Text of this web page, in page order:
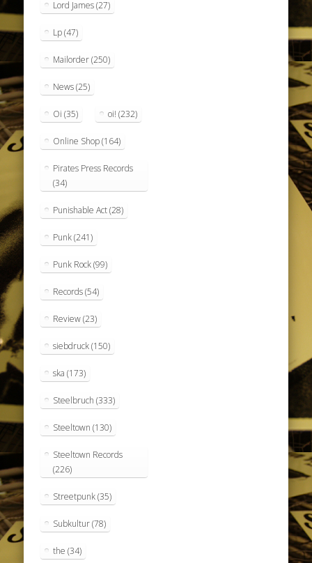
Lord James(27)
Lp(47)
Mailorder(250)
News(25)
Oi (35) oi! (232)
Online Shop(164)
Pirates Press Records
(34)
Punishable Act(28)
Punk(241)
Punk Rock(99)
Records(54)
Review(23)
siebdruck(150)
ska (173)
Steelbruch (333)
Steeltown (130)
Steeltown Records
(226)
Streetpunk(35)
Subkultur(78)
the (34)